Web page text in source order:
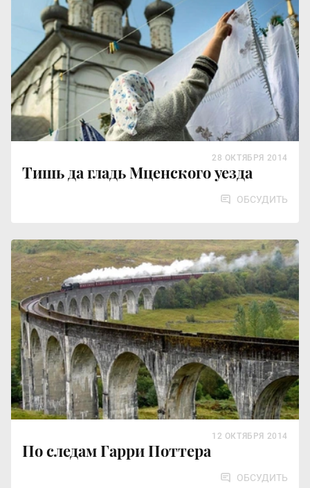
Тишь да гладь Мценского уезда
28 ОКТЯБРЯ 2014
ОБСУДИТЬ
По следам Гарри Поттера
12 ОКТЯБРЯ 2014
ОБСУДИТЬ